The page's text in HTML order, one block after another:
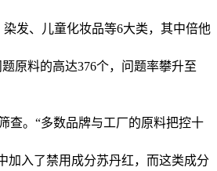
发、儿童化妆品等6大类，其中倍他
原料的高达376个，问题率攀升至
查。“多数品牌与工厂的原料把控十
加入了禁用成分苏丹红，而这类成分